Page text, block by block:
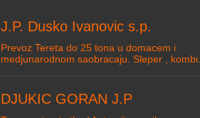
J.P. Dusko Ivanovic s.p.
Prevoz Tereta do 25 tona u domacem i
medjunarodnom saobracaju. Sleper , kombi.
DJUKIC GORAN J.P